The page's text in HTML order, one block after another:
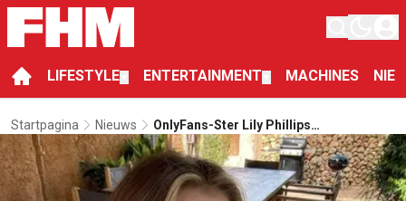
LIFESTYLE ENTERTAINMENT MACHINES
Startpagina Nieuws
OnlyFans-Ster Lily Phillips
Tegengehouden Bij De Grens Van De VS